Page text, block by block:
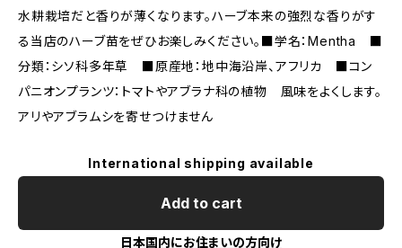
水耕栽培だと香りが薄くなります。ハーブ本来の強烈な香りがす
る当店のハーブ苗をぜひお楽しみください。■学名：Mentha ■
分類：シソ科多年草 ■原産地：地中海沿岸、アフリカ ■コン
パニオンプランツ：トマトやアブラナ科の植物 風味をよくします。
アリやアブラムシを寄せつけません
International shipping available
Add to cart
日本国内にお住まいの方向け